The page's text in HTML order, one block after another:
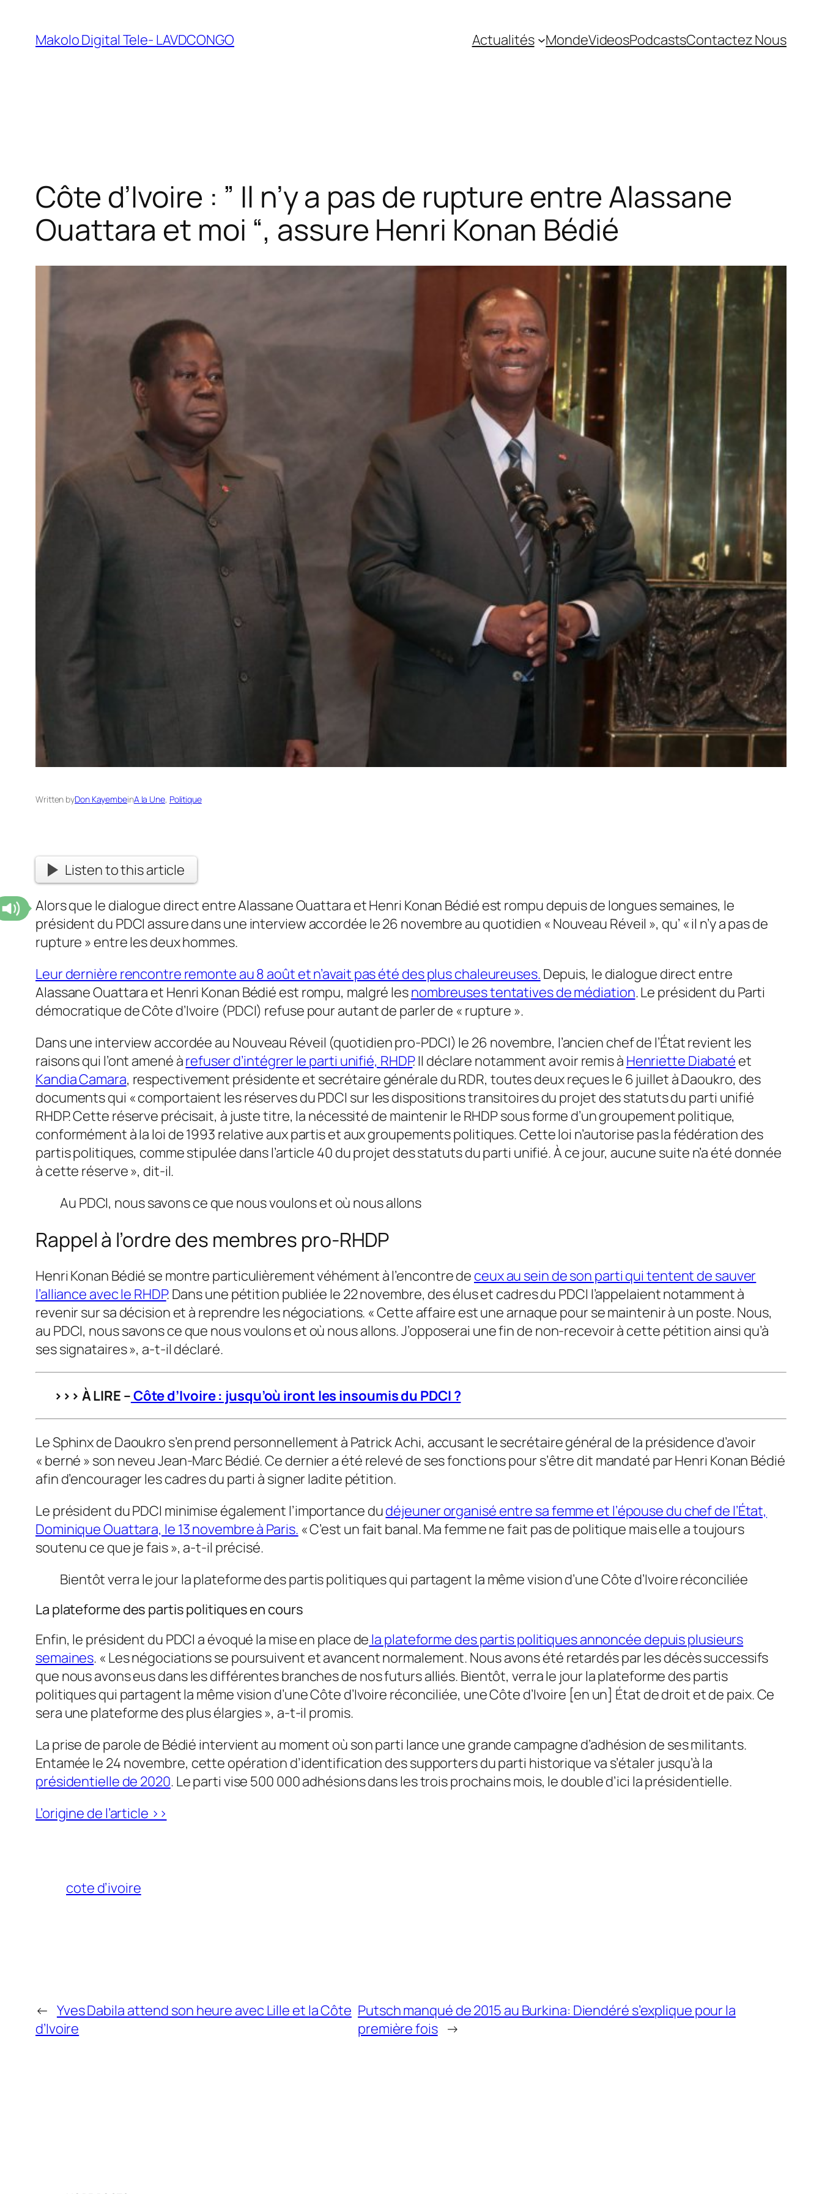
Makolo Digital Tele- LAVDCONGO Actualités MondeVideosPodcastsContactez Nous
Côte d’Ivoire : ” Il n’y a pas de rupture entre Alassane
Ouattara et moi “, assure Henri Konan Bédié
Written byDon KayembeinA la Une, Politique
Listen to this article
Alors que le dialogue direct entre Alassane Ouattara et Henri Konan Bédié est rompu depuis de longues semaines, le
président du PDCI assure dans une interview accordée le 26 novembre au quotidien « Nouveau Réveil », qu’ « il n’y a pas de
rupture » entre les deux hommes.
Leur dernière rencontre remonte au 8 août et n’avait pas été des plus chaleureuses. Depuis, le dialogue direct entre
Alassane Ouattara et Henri Konan Bédié est rompu, malgré lesnombreuses tentatives de médiation. Le président du Parti
démocratique de Côte d’Ivoire (PDCI) refuse pour autant de parler de « rupture ».
Dans une interview accordée au Nouveau Réveil (quotidien pro-PDCI) le 26 novembre, l’ancien chef de l’État revient les
raisons qui l’ont amené àrefuser d’intégrer le parti unifié, RHDP. Il déclare notamment avoir remis à Henriette Diabaté et
Kandia Camara, respectivement présidente et secrétaire générale du RDR, toutes deux reçues le 6 juillet à Daoukro, des
documents qui « comportaient les réserves du PDCI sur les dispositions transitoires du projet des statuts du parti unifié
RHDP. Cette réserve précisait, à juste titre, la nécessité de maintenir le RHDP sous forme d’un groupement politique,
conformément à la loi de 1993 relative aux partis et aux groupements politiques. Cette loi n’autorise pas la fédération des
partis politiques, comme stipulée dans l’article 40 du projet des statuts du parti unifié. À ce jour, aucune suite n’a été donnée
à cette réserve », dit-il.
Au PDCI, nous savons ce que nous voulons et où nous allons
Rappel à l’ordre des membres pro-RHDP
Henri Konan Bédié se montre particulièrement véhément à l’encontre de ceux au sein de son parti qui tentent de sauver
l’alliance avec le RHDP. Dans une pétition publiée le 22 novembre, des élus et cadres du PDCI l’appelaient notamment à
revenir sur sa décision et à reprendre les négociations. « Cette affaire est une arnaque pour se maintenir à un poste. Nous,
au PDCI, nous savons ce que nous voulons et où nous allons. J’opposerai une fin de non-recevoir à cette pétition ainsi qu’à
ses signataires », a-t-il déclaré.
>>> À LIRE –Côte d’Ivoire : jusqu’où iront les insoumis du PDCI ?
Le Sphinx de Daoukro s’en prend personnellement à Patrick Achi, accusant le secrétaire général de la présidence d’avoir
« berné » son neveu Jean-Marc Bédié. Ce dernier a été relevé de ses fonctions pour s’être dit mandaté par Henri Konan Bédié
afin d’encourager les cadres du parti à signer ladite pétition.
Le président du PDCI minimise également l’importance dudéjeuner organisé entre sa femme et l’épouse du chef de l’État,
Dominique Ouattara, le 13 novembre à Paris. «C’est un fait banal. Ma femme ne fait pas de politique mais elle a toujours
soutenu ce que je fais », a-t-il précisé.
Bientôt verra le jour la plateforme des partis politiques qui partagent la même vision d’une Côte d’Ivoire réconciliée
La plateforme des partis politiques en cours
Enfin, le président du PDCI a évoqué la mise en place de la plateforme des partis politiques annoncée depuis plusieurs
semaines. « Les négociations se poursuivent et avancent normalement. Nous avons été retardés par les décès successifs
que nous avons eus dans les différentes branches de nos futurs alliés. Bientôt, verra le jour la plateforme des partis
politiques qui partagent la même vision d’une Côte d’Ivoire réconciliée, une Côte d’Ivoire [en un] État de droit et de paix. Ce
sera une plateforme des plus élargies », a-t-il promis.
La prise de parole de Bédié intervient au moment où son parti lance une grande campagne d’adhésion de ses militants.
Entamée le 24 novembre, cette opération d’identification des supporters du parti historique va s’étaler jusqu’à la
présidentielle de 2020. Le parti vise 500 000 adhésions dans les trois prochains mois, le double d’ici la présidentielle.
L’origine de l’article >>
cote d’ivoire
← Yves Dabila attend son heure avec Lille et la Côte
d’Ivoire
Putsch manqué de 2015 au Burkina: Diendéré s’explique pour la
première fois →